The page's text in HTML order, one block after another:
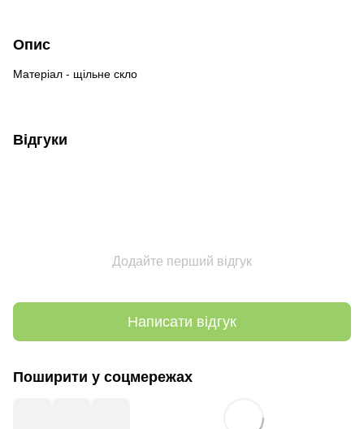
Опис
Матеріал - щільне скло
Відгуки
Додайте перший відгук
Написати відгук
Поширити у соцмережах